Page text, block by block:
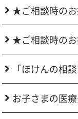
★ご相談時の
★ご相談時の
「ほけんの相
お子さまの医